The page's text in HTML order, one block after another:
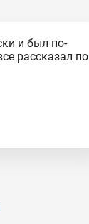
и был по-
рассказал по